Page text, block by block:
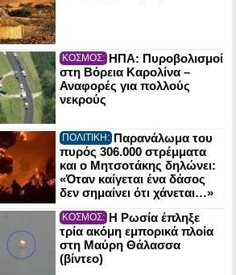
ΚΟΣΜΟΣ: ΗΠΑ: Πυροβολισμοί
στη Βόρεια Καρολίνα –
Αναφορές για πολλούς
νεκρούς
ΠΟΛΙΤΙΚΗ: Παρανάλωμα του
πυρός 306.000 στρέμματα
και ο Μητσοτάκης δηλώνει:
«Όταν καίγεται ένα δάσος
δεν σημαίνει ότι χάνεται…»
ΚΟΣΜΟΣ: Η Ρωσία έπληξε
τρία ακόμη εμπορικά πλοία
στη Μαύρη Θάλασσα
(βίντεο)